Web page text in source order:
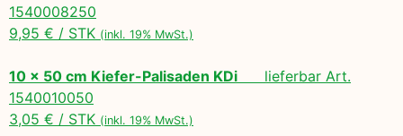
1540008250
9,95 € / STK (inkl. 19% MwSt.)
10 x 50 cm Kiefer-Palisaden KDi lieferbar Art.
1540010050
3,05 € / STK (inkl. 19% MwSt.)